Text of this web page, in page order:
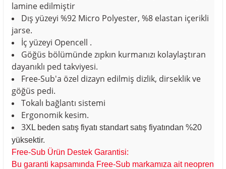
lamine edilmiştir
Dış yüzeyi %92 Micro Polyester, %8 elastan içerikli
jarse.
İç yüzeyi Opencell .
Göğüs bölümünde zıpkın kurmanızı kolaylaştıran
dayanıklı ped takviyesi.
Free-Sub'a özel dizayn edilmiş dizlik, dirseklik ve
göğüs pedi.
Tokalı bağlantı sistemi
Ergonomik kesim.
3XL beden satış fiyatı standart satış fiyatından %20
yüksektir.
Free-Sub Ürün Destek Garantisi:
Bu garanti kapsamında Free-Sub markamıza ait neopren